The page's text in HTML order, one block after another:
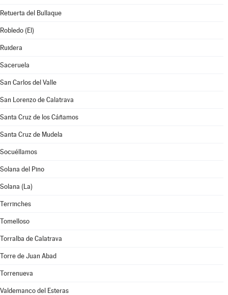
Retuerta del Bullaque
Robledo (El)
Ruidera
Saceruela
San Carlos del Valle
San Lorenzo de Calatrava
Santa Cruz de los Cáñamos
Santa Cruz de Mudela
Socuéllamos
Solana del Pino
Solana (La)
Terrinches
Tomelloso
Torralba de Calatrava
Torre de Juan Abad
Torrenueva
Valdemanco del Esteras